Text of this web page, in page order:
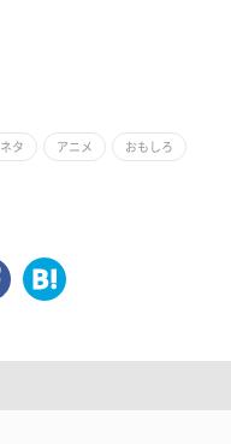
ネタ アニメ おもしろ